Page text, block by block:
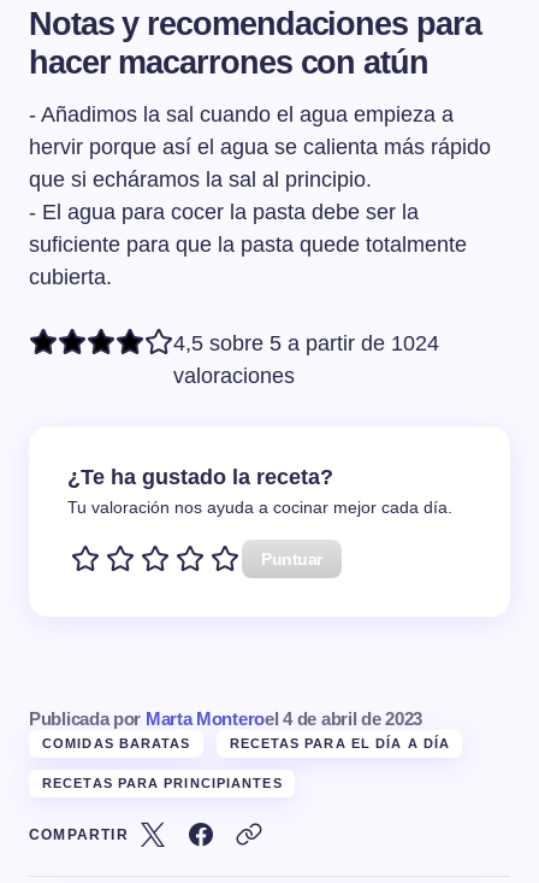
Notas y recomendaciones para
hacer macarrones con atún
- Añadimos la sal cuando el agua empieza a
hervir porque así el agua se calienta más rápido
que si echáramos la sal al principio.
- El agua para cocer la pasta debe ser la
suficiente para que la pasta quede totalmente
cubierta.
4,5 sobre 5 a partir de 1024
valoraciones
¿Te ha gustado la receta?
Tu valoración nos ayuda a cocinar mejor cada día.
Puntuar
Publicada por Marta Monteroel 4 de abril de 2023
COMIDAS BARATAS RECETAS PARA EL DÍA A DÍA
RECETAS PARA PRINCIPIANTES
COMPARTIR